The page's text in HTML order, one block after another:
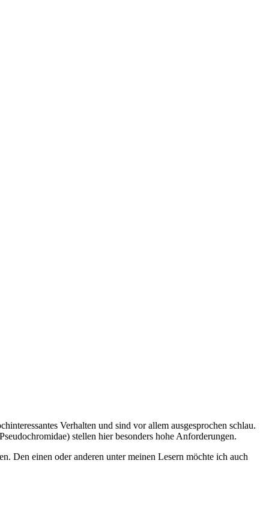
Verhalten und sind vor allem ausgesprochen schlau.
stellen hier besonders hohe Anforderungen.
Den einen oder anderen unter meinen Lesern möchte ich auch